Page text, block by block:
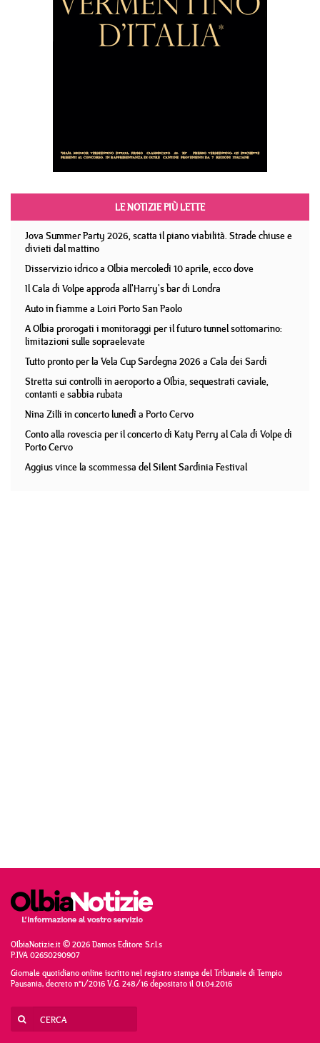
LE NOTIZIE PIÙ LETTE
Jova Summer Party 2026, scatta il piano viabilità. Strade chiuse e
divieti dal mattino
Disservizio idrico a Olbia mercoledì 10 aprile, ecco dove
Il Cala di Volpe approda all'Harry's bar di Londra
Auto in fiamme a Loiri Porto San Paolo
A Olbia prorogati i monitoraggi per il futuro tunnel sottomarino:
limitazioni sulle sopraelevate
Tutto pronto per la Vela Cup Sardegna 2026 a Cala dei Sardi
Stretta sui controlli in aeroporto a Olbia, sequestrati caviale,
contanti e sabbia rubata
Nina Zilli in concerto lunedì a Porto Cervo
Conto alla rovescia per il concerto di Katy Perry al Cala di Volpe di
Porto Cervo
Aggius vince la scommessa del Silent Sardinia Festival
OlbiaNotizie.it © 2026 Damos Editore S.r.l.s
P.IVA 02650290907
Giornale quotidiano online iscritto nel registro stampa del Tribunale di Tempio
Pausania, decreto n°1/2016 V.G. 248/16 depositato il 01.04.2016